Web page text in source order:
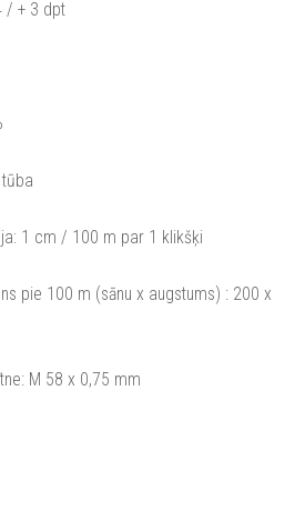
/ + 3 dpt
1 cm / 100 m par 1 klikšķi
pie 100 m (sānu x augstums) : 200 x
M 58 x 0,75 mm